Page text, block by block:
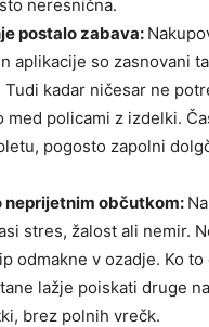
neresnična.
postalo zabava:
aplikacije so zasnovani
kadar ničesar ne
med policami z izdelki.
pogosto zapolni
neprijetnim občutkom:
stres, žalost ali nemir.
odmakne v ozadje. Ko
lažje poiskati druge
brez polnih vrečk.